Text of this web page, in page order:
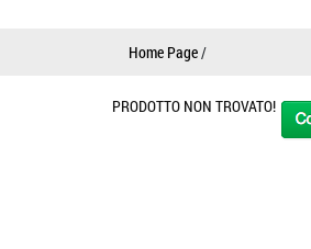
Home Page/
PRODOTTO NON TROVATO!